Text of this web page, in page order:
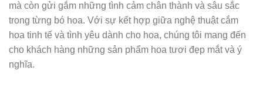
mà còn gửi gắm những tình cảm chân thành và sâu sắc
trong từng bó hoa. Với sự kết hợp giữa nghệ thuật cắm
hoa tinh tế và tình yêu dành cho hoa, chúng tôi mang đến
cho khách hàng những sản phẩm hoa tươi đẹp mắt và ý
nghĩa.